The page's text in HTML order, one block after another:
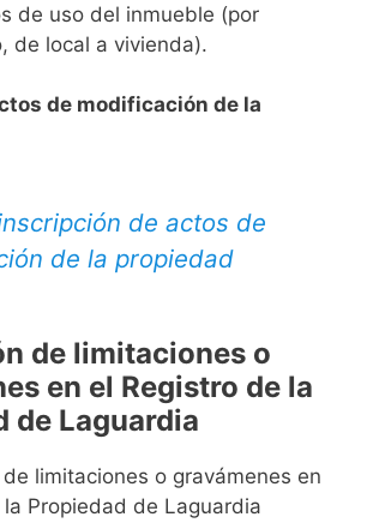
de uso del inmueble (por
de local a vivienda).
de modificación de la
de actos de
de la propiedad
de limitaciones o
en el Registro de la
de Laguardia
limitaciones o gravámenes en
Propiedad de Laguardia